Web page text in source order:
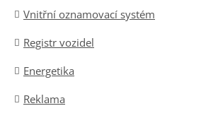
Vnitřní oznamovací systém
Registr vozidel
Energetika
Reklama